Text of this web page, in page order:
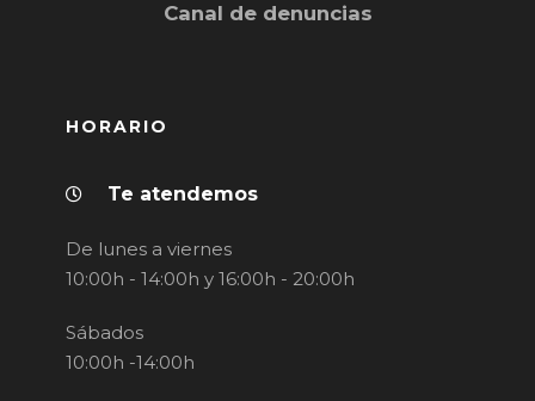
Canal de denuncias
HORARIO
Te atendemos
De lunes a viernes
10:00h - 14:00h y 16:00h - 20:00h
Sábados
10:00h -14:00h